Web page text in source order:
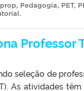
, Pedagogia, PET,
.
Professor
seleção de
As atividades